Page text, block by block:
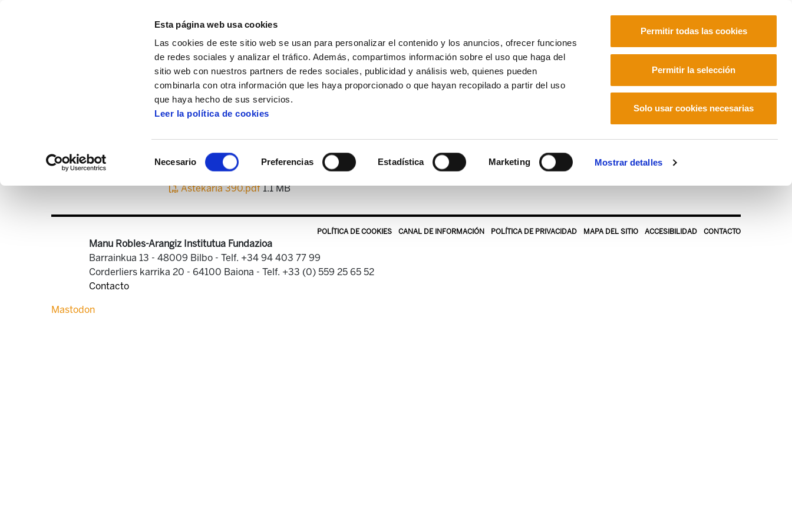
Esta página web usa cookies
Las cookies de este sitio web se usan para personalizar el contenido y los anuncios, ofrecer funciones
de redes sociales y analizar el tráfico. Además, compartimos información sobre el uso que haga del
sitio web con nuestros partners de redes sociales, publicidad y análisis web, quienes pueden
combinarla con otra información que les haya proporcionado o que hayan recopilado a partir del uso
que haya hecho de sus servicios.
Leer la política de cookies
Necesario Preferencias Estadística Marketing Mostrar detalles
Permitir todas las cookies
Permitir la selección
Solo usar cookies necesarias
Centro de documentación Astekaria
Astekaria 390.pdf1.1 MB
POLÍTICA DE COOKIES CANAL DE INFORMACIÓN POLÍTICA DE PRIVACIDAD MAPA DEL SITIO ACCESIBILIDAD CONTACTO
Manu Robles-Arangiz Institutua Fundazioa
Barrainkua 13 - 48009 Bilbo - Telf. +34 94 403 77 99
Corderliers karrika 20 - 64100 Baiona - Telf. +33 (0) 559 25 65 52
Contacto
Mastodon